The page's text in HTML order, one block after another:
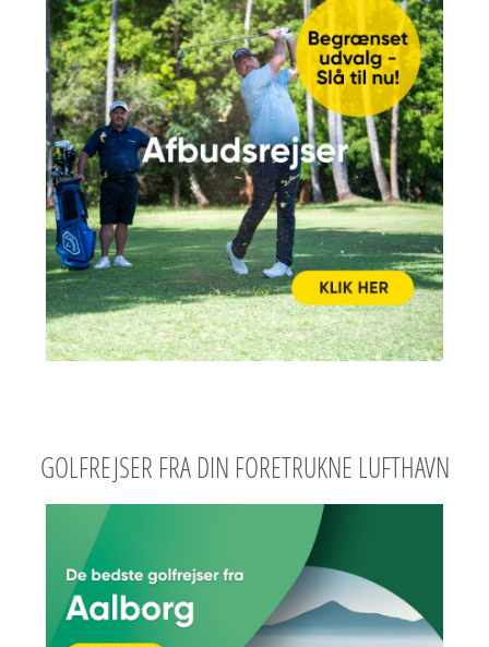
GOLFREJSER FRA DIN FORETRUKNE LUFTHAVN